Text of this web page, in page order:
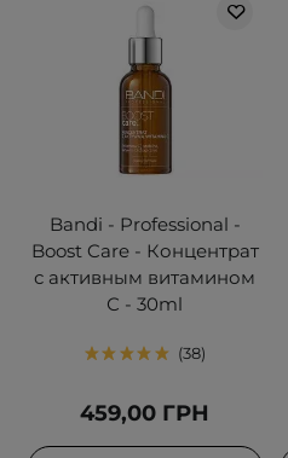
Bandi - Professional -
Boost Care - Концентрат
с активным витамином
С - 30ml
38
459,00 ГРН